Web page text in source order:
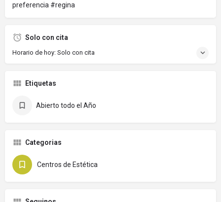
preferencia #regina
Solo con cita
Horario de hoy: Solo con cita
Etiquetas
Abierto todo el Año
Categorias
Centros de Estética